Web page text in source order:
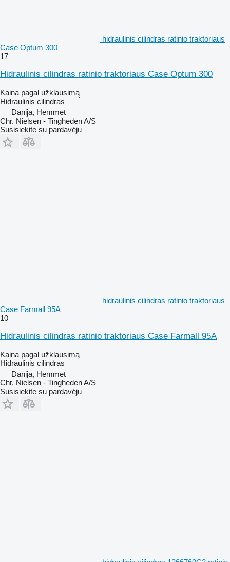
hidraulinis cilindras ratinio traktoriaus
Case Optum 300
17
Hidraulinis cilindras ratinio traktoriaus Case Optum 300
Kaina pagal užklausimą
Hidraulinis cilindras
Danija, Hemmet
Chr. Nielsen - Tingheden A/S
Susisiekite su pardavėju
hidraulinis cilindras ratinio traktoriaus
Case Farmall 95A
10
Hidraulinis cilindras ratinio traktoriaus Case Farmall 95A
Kaina pagal užklausimą
Hidraulinis cilindras
Danija, Hemmet
Chr. Nielsen - Tingheden A/S
Susisiekite su pardavėju